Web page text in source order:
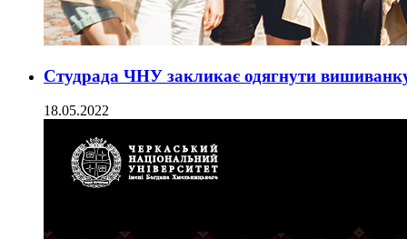
Студрада ЧНУ закликає одягнути
18.05.2022